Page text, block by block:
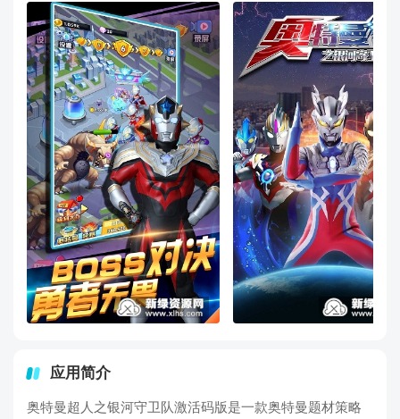
应用简介
奥特曼超人之银河守卫队激活码版是一款奥特曼题材策略